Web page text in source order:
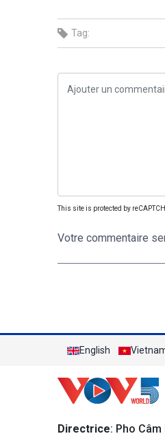
Tag:
This site is protected by
Votre commentaire
English
Directrice: Pho Câm